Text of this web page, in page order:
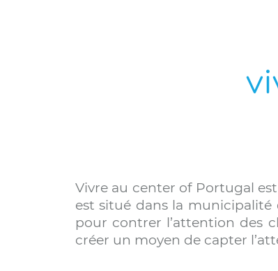
Vivre au center of Portugal
est situé dans la
pour contrer l’attention des
créer un moyen de capter